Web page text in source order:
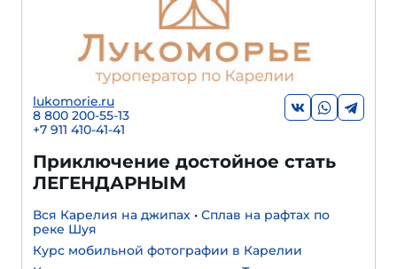
lukomorie.ru
8 800 200-55-13
+7 911 410-41-41
Приключение достойное стать
ЛЕГЕНДАРНЫМ
Вся Карелия на джипах • Сплав на рафтах по
реке Шуя
Курс мобильной фотографии в Карелии